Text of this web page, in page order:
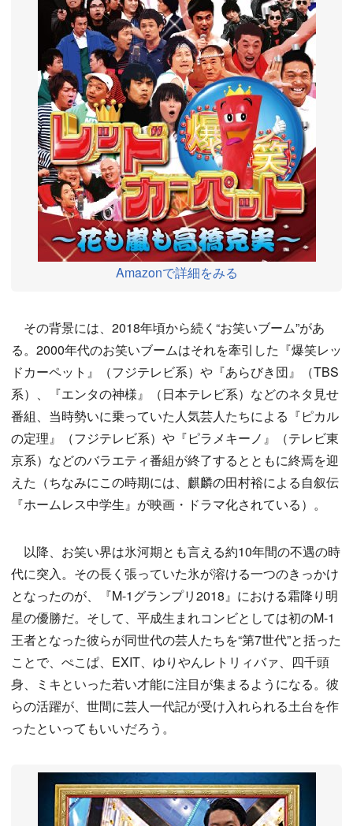
Amazonで詳細をみる
その背景には、2018年頃から続く“お笑いブーム”があ
る。2000年代のお笑いブームはそれを牽引した『爆笑レッ
ドカーペット』（フジテレビ系）や『あらびき団』（TBS
系）、『エンタの神様』（日本テレビ系）などのネタ見せ
番組、当時勢いに乗っていた人気芸人たちによる『ピカル
の定理』（フジテレビ系）や『ピラメキーノ』（テレビ東
京系）などのバラエティ番組が終了するとともに終焉を迎
えた（ちなみにこの時期には、麒麟の田村裕による自叙伝
『ホームレス中学生』が映画・ドラマ化されている）。
以降、お笑い界は氷河期とも言える約10年間の不遇の時
代に突入。その長く張っていた氷が溶ける一つのきっかけ
となったのが、『M-1グランプリ2018』における霜降り明
星の優勝だ。そして、平成生まれコンビとしては初のM-1
王者となった彼らが同世代の芸人たちを“第7世代”と括った
ことで、ぺこぱ、EXIT、ゆりやんレトリィバァ、四千頭
身、ミキといった若い才能に注目が集まるようになる。彼
らの活躍が、世間に芸人一代記が受け入れられる土台を作
ったといってもいいだろう。